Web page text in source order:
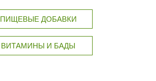
ПИЩЕВЫЕ ДОБАВКИ
ВИТАМИНЫ И БАДЫ